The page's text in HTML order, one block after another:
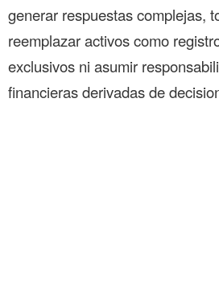
generar respuestas complejas,
reemplazar activos como
exclusivos ni asumir
financieras derivadas de